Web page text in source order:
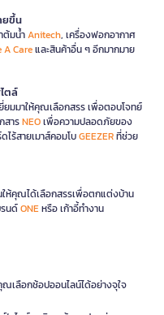
ยขึ้น
ต้มน้ำAnitech, เครื่องฟอกอากาศ
A Careและสินค้าอื่น ๆ อีกมากมาย
ตล์
มมาให้คุณเลือกสรร เพื่อตอบโจทย์
สารNEOเพื่อความปลอดภัยของ
ไร้สายเมาส์คอมโบGEEZERที่ช่วย
ห้คุณได้เลือกสรรเพื่อตกแต่งบ้าน
รนด์ONEหรือ เก้าอี้ทำงาน
ณเลือกช้อปออนไลน์ได้อย่างจุใจ